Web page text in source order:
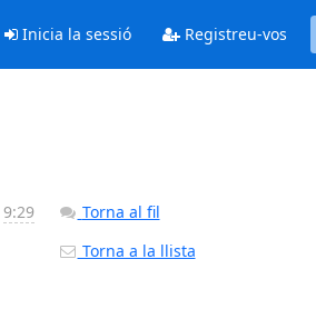
Inicia la sessió Registreu-vos
9:29
Torna al fil
Torna a la llista